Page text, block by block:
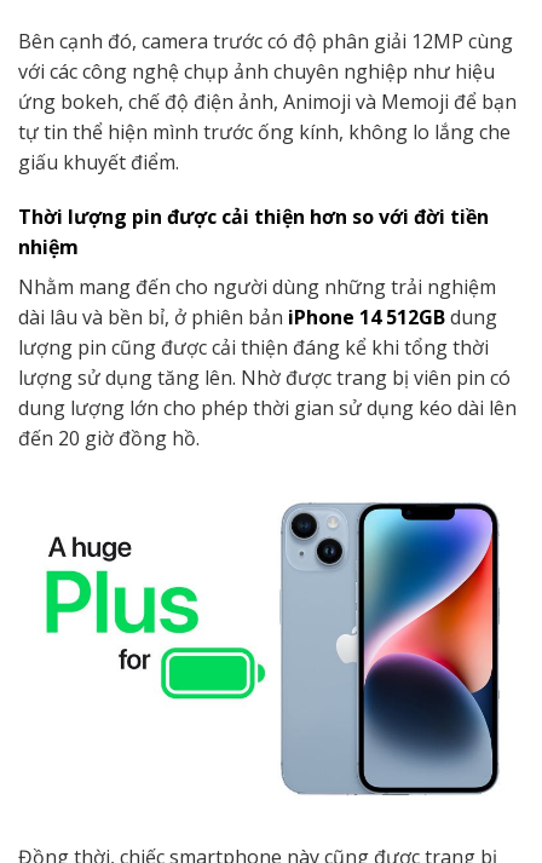
Bên cạnh đó, camera trước có độ phân giải 12MP cùng
với các công nghệ chụp ảnh chuyên nghiệp như hiệu
ứng bokeh, chế độ điện ảnh, Animoji và Memoji để bạn
tự tin thể hiện mình trước ống kính, không lo lắng che
giấu khuyết điểm.
Thời lượng pin được cải thiện hơn so với đời tiền
nhiệm
Nhằm mang đến cho người dùng những trải nghiệm
dài lâu và bền bỉ, ở phiên bản iPhone 14 512GBdung
lượng pin cũng được cải thiện đáng kể khi tổng thời
lượng sử dụng tăng lên. Nhờ được trang bị viên pin có
dung lượng lớn cho phép thời gian sử dụng kéo dài lên
đến 20 giờ đồng hồ.
Đồng thời, chiếc smartphone này cũng được trang bị